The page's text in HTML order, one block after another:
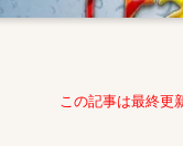
この記事は最終更